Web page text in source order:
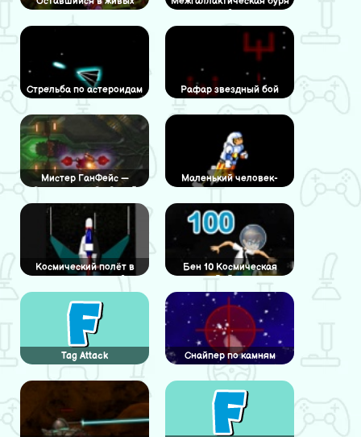
2
Стрельба по астероидам Рафар звездный бой
Мистер ГанФейс —
Столкнитесь Со Своей
Гибелью
Маленький человек-
рокета
Космический полёт в
тоннеле:версия 2
Бен 10 Космическая
Война
Tag Attack Снайпер по камням